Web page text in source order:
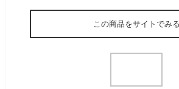
この商品をサイトでみる